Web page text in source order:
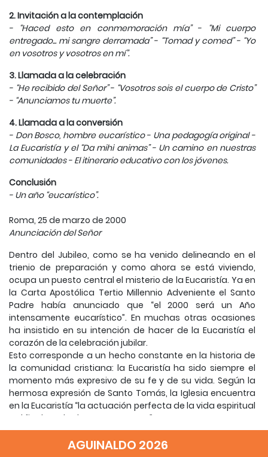
2. Invitación a la contemplación
- “Haced esto en conmemoración mía” - “Mi cuerpo
entregado... mi sangre derramada” - “Tomad y comed” - “Yo
en vosotros y vosotros en mí”.
3. Llamada a la celebración
- “He recibido del Señor” - “Vosotros sois el cuerpo de Cristo”
- “Anunciamos tu muerte”.
4. Llamada a la conversión
- Don Bosco, hombre eucarístico - Una pedagogía original -
La Eucaristía y el “Da mihi animas” - Un camino en nuestras
comunidades - El itinerario educativo con los jóvenes.
Conclusión
- Un año “eucarístico”.
Roma, 25 de marzo de 2000
Anunciación del Señor
Dentro del Jubileo, como se ha venido delineando en el
trienio de preparación y como ahora se está viviendo,
ocupa un puesto central el misterio de la Eucaristía. Ya en
la Carta Apostólica Tertio Millennio Adveniente el Santo
Padre había anunciado que “el 2000 será un Año
intensamente eucarístico”. En muchas otras ocasiones
ha insistido en su intención de hacer de la Eucaristía el
corazón de la celebración jubilar.
Esto corresponde a un hecho constante en la historia de
la comunidad cristiana: la Eucaristía ha sido siempre el
momento más expresivo de su fe y de su vida. Según la
hermosa expresión de Santo Tomás, la Iglesia encuentra
en la Eucaristía “la actuación perfecta de la vida espiritual
y el fin de todos los sacramentos”.
La fe en la iniciativa del Resucitado, que nos reúne, nos
habla y nos ofrece la comunión con su Cuerpo y con su
AGUINALDO 2026